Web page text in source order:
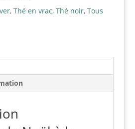
, Thé en vrac, Thé noir, Tous